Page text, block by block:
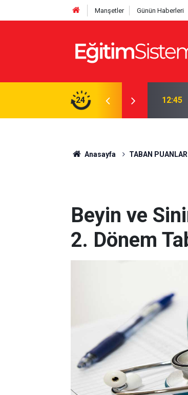
Manşetler Günün Haberleri
24
Belli Oldu: İki Program 500 Puanla
12:45
Anasayfa TABAN PUANLAR
Beyin ve
2. Dönem